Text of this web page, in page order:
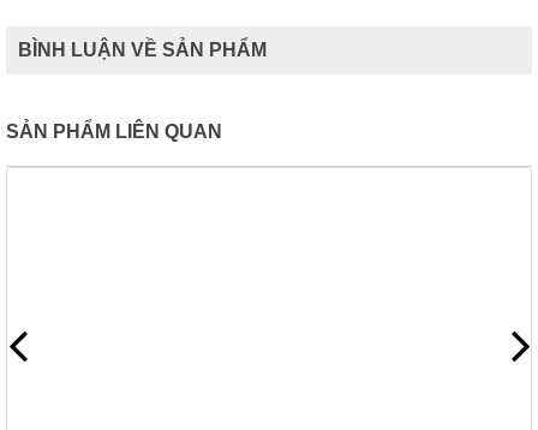
BÌNH LUẬN VỀ SẢN PHẨM
SẢN PHẨM LIÊN QUAN